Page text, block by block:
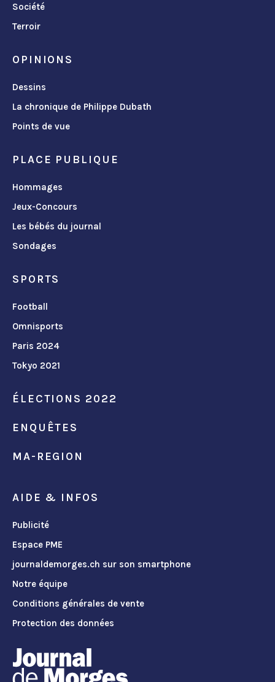
Société
Terroir
OPINIONS
Dessins
La chronique de Philippe Dubath
Points de vue
PLACE PUBLIQUE
Hommages
Jeux-Concours
Les bébés du journal
Sondages
SPORTS
Football
Omnisports
Paris 2024
Tokyo 2021
ÉLECTIONS 2022
ENQUÊTES
MA-REGION
AIDE & INFOS
Publicité
Espace PME
journaldemorges.ch sur son smartphone
Notre équipe
Conditions générales de vente
Protection des données